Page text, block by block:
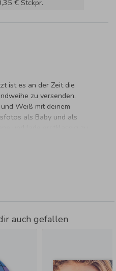
€Stckpr.
ist es an der Zeit die
zu versenden.
Weiß mit deinem
als Baby und als
auch gefallen